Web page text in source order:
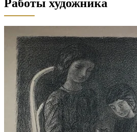
Работы художника